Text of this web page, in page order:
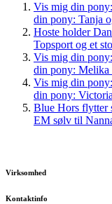
Vis mig din
din pony: Tanja
Hoste holder
Topsport og et
Vis mig din
din pony: Melika
Vis mig din
din pony:
Blue Hors flytter
EM sølv til
Virksomhed
Kontaktinfo